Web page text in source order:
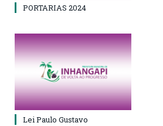
PORTARIAS 2024
Lei Paulo Gustavo